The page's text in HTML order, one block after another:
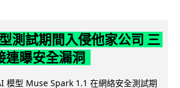
測試期間入侵他家公司 三
連曝安全漏洞
模型 Muse Spark 1.1 在網絡安全測試期